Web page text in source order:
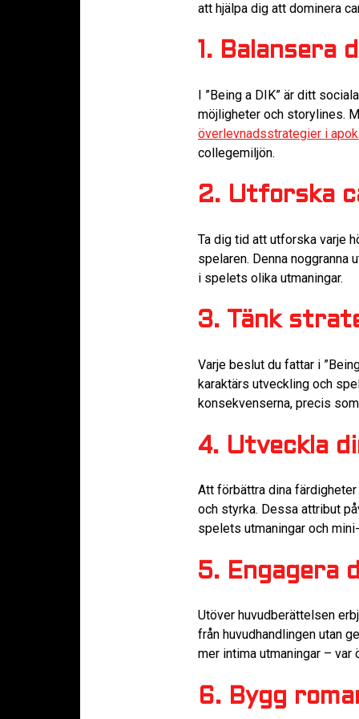
att hjälpa dig att dominera
1. Balansera
I ”Being a DIK” är ditt
möjligheter och storylines.
överlevnadsstrategier i
collegemiljön.
2. Utforska
Ta dig tid att utforska varje
spelaren. Denna
i spelets olika utmaningar.
3. Tänk
Varje beslut du fattar i
karaktärs utveckling och
konsekvenserna, precis
4. Utveckla
Att förbättra dina färdigheter
och styrka. Dessa attribut
spelets utmaningar och
5. Engagera
Utöver huvudberättelsen
från huvudhandlingen utan
mer intima utmaningar –
6. Bygg